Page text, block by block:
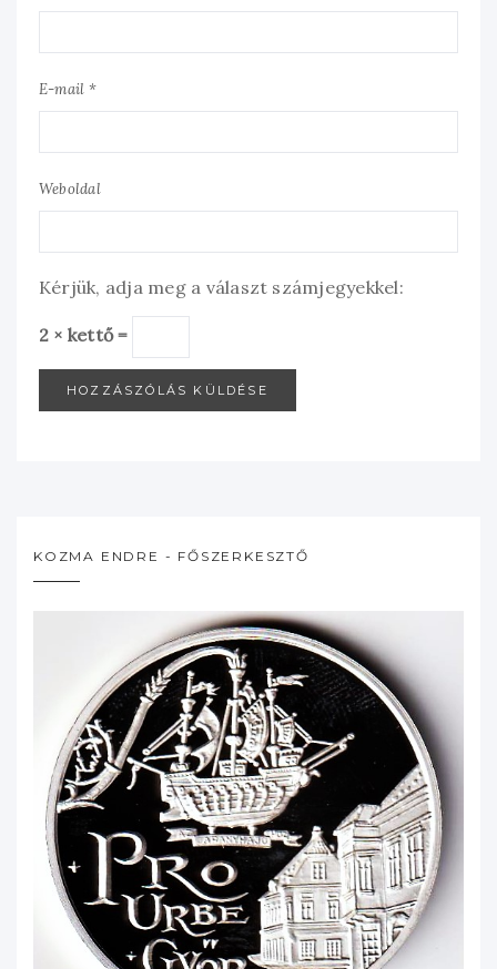
E-mail *
Weboldal
Kérjük, adja meg a választ számjegyekkel:
2 × kettő =
KOZMA ENDRE - FŐSZERKESZTŐ